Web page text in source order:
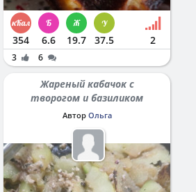
354 6.6 19.7 37.5 2
3 6
Жареный кабачок с
творогом и базиликом
Автор Ольга